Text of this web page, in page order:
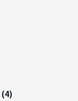
(4)